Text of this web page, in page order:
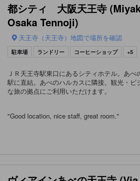
都シティ 大阪天王寺
Osaka Tennoji)
天王寺（天王寺）地図で場所を確認
駐車場 ランドリー コーヒーショップ +5
ＪＲ天王寺駅東口にあるシティホテル。あべ
駅に直結。あべのハルカスに隣接。観光・ビ
な旅の拠点にご利用いただけます。
"Good location, nice staff, great room."